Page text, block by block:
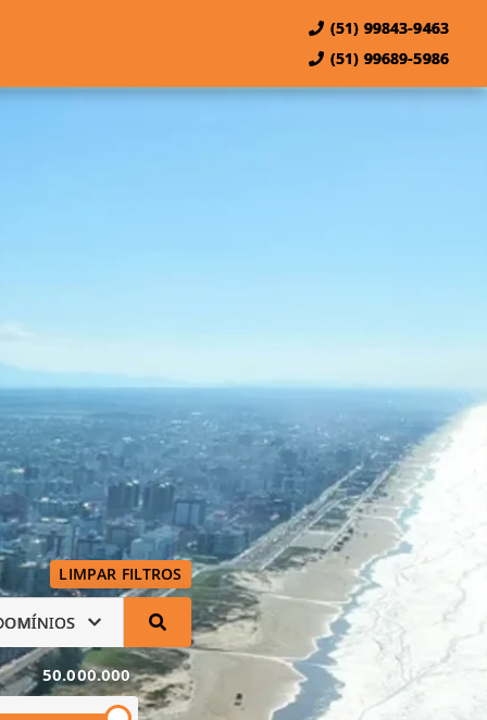
(51) 99843-9463
(51) 99689-5986
LIMPAR FILTROS
50.000.000